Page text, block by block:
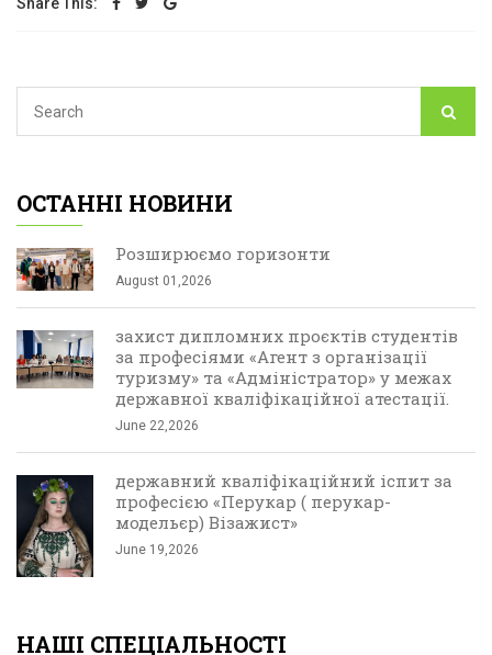
ОСТАННІ НОВИНИ
Розширюємо горизонти
August 01,2026
захист дипломних проєктів студентів
за професіями «Агент з організації
туризму» та «Адміністратор» у межах
державної кваліфікаційної атестації.
June 22,2026
державний кваліфікаційний іспит за
професією «Перукар ( перукар-
модельєр) Візажист»
June 19,2026
НАШІ СПЕЦІАЛЬНОСТІ